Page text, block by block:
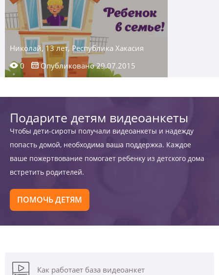
Николай, 13 лет, Республика Хакасия
0
Опубликовано 29.07.2015
Подарите детям видеоанкеты
Чтобы дети-сироты получали видеоанкеты и надежду
попасть домой, необходима ваша поддержка. Каждое
ваше пожертвование помогает ребенку из детского дома
встретить родителей.
ПОМОЧЬ ДЕТЯМ
Как работает база видеоанкет